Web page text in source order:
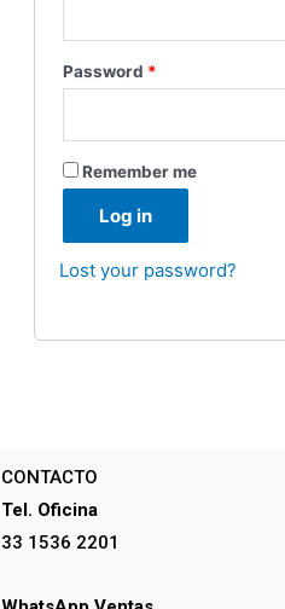
Password *
Remember me
Log in
Lost your password?
CONTACTO
Tel. Oficina
33 1536 2201